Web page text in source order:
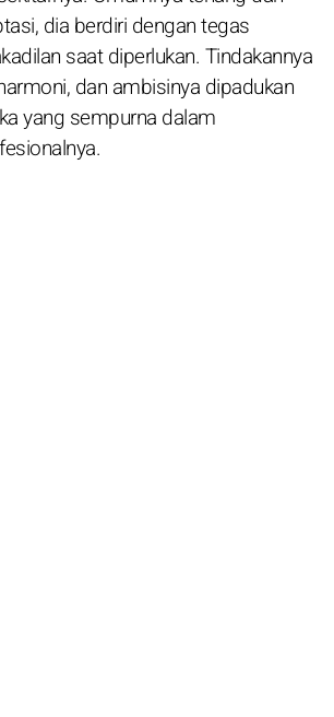
dia berdiri dengan tegas
saat diperlukan. Tindakannya
dan ambisinya dipadukan
yang sempurna dalam